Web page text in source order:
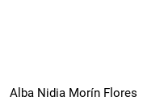
Alba Nidia Morín Flores